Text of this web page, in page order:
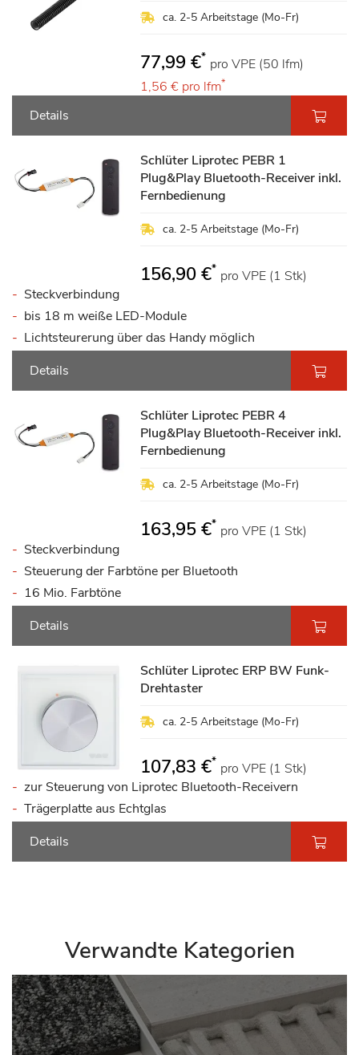
ca. 2-5 Arbeitstage (Mo-Fr)
77,99 €* pro VPE (50 lfm)
1,56 € pro lfm*
Details
Schlüter Liprotec PEBR 1
Plug&Play Bluetooth-Receiver inkl.
Fernbedienung
ca. 2-5 Arbeitstage (Mo-Fr)
156,90 €* pro VPE (1 Stk)
Steckverbindung
bis 18 m weiße LED-Module
Lichtsteurerung über das Handy möglich
Details
Schlüter Liprotec PEBR 4
Plug&Play Bluetooth-Receiver inkl.
Fernbedienung
ca. 2-5 Arbeitstage (Mo-Fr)
163,95 €* pro VPE (1 Stk)
Steckverbindung
Steuerung der Farbtöne per Bluetooth
16 Mio. Farbtöne
Details
Schlüter Liprotec ERP BW Funk-
Drehtaster
ca. 2-5 Arbeitstage (Mo-Fr)
107,83 €* pro VPE (1 Stk)
zur Steuerung von Liprotec Bluetooth-Receivern
Trägerplatte aus Echtglas
Details
Verwandte Kategorien